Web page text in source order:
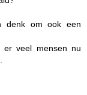
denk om ook een
veel mensen nu